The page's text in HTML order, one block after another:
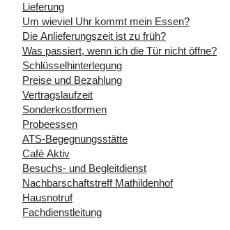
Lieferung
Um wieviel Uhr kommt mein Essen?
Die Anlieferungszeit ist zu früh?
Was passiert, wenn ich die Tür nicht öffne?
Schlüsselhinterlegung
Preise und Bezahlung
Vertragslaufzeit
Sonderkostformen
Probeessen
ATS-Begegnungsstätte
Café Aktiv
Besuchs- und Begleitdienst
Nachbarschaftstreff Mathildenhof
Hausnotruf
Fachdienstleitung